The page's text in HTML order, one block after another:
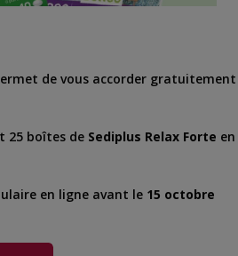
de vous accorder gratuitement
25 boîtes de Sediplus Relax Forte en
en ligne avant le 15 octobre